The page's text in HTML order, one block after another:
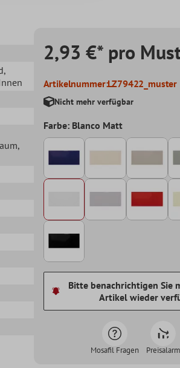
,
,
2,93 €* pro
Artikelnummer:LZ79422_muster
Nicht mehr verfügbar
Farbe: Blanco Matt
Bitte benachrichtigen Sie
Artikel wieder
Mosafil Fragen Preisalarm